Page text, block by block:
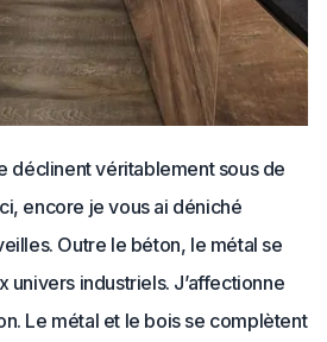
déclinent véritablement sous de
encore je vous ai déniché
Outre le béton, le métal se
univers industriels. J’affectionne
Le métal et le bois se complètent